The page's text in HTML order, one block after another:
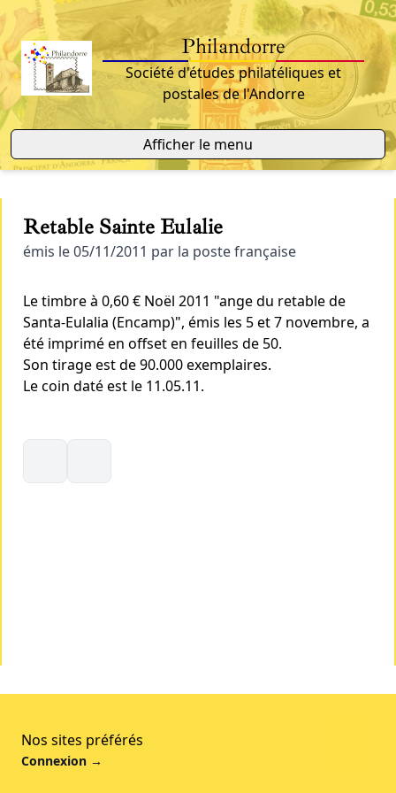
Philandorre
Société d'études philatéliques et
postales de l'Andorre
Afficher le menu
Retable Sainte Eulalie
émis le 05/11/2011 par la poste française
Le timbre à 0,60 € Noël 2011 "ange du retable de
Santa-Eulalia (Encamp)", émis les 5 et 7 novembre, a
été imprimé en offset en feuilles de 50.
Son tirage est de 90.000 exemplaires.
Le coin daté est le 11.05.11.
Nos sites préférés
Connexion →